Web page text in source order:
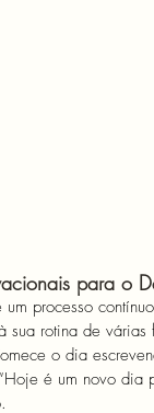
para o
processo
sua rotina de
o dia
é um novo dia